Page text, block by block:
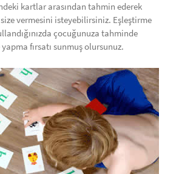
kartlar arasından tahmin ederek
vermesini isteyebilirsiniz. Eşleştirme
çocuğunuza tahminde
fırsatı sunmuş olursunuz.